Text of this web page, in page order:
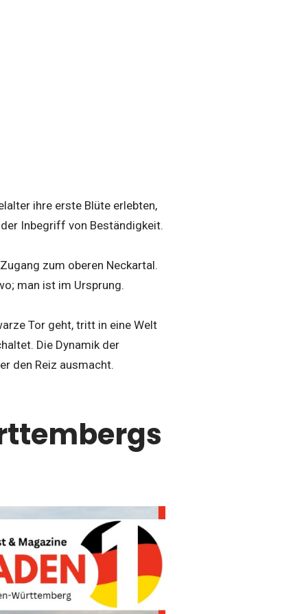
ihre erste Blüte erlebten,
Inbegriff von Beständigkeit.
zum oberen Neckartal.
man ist im Ursprung.
Tor geht, tritt in eine Welt
Die Dynamik der
den Reiz ausmacht.